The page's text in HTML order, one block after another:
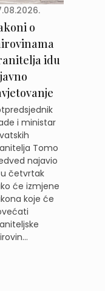
o
idu
i ministar
Tomo
najavio
četvrtak
će izmjene
koje će